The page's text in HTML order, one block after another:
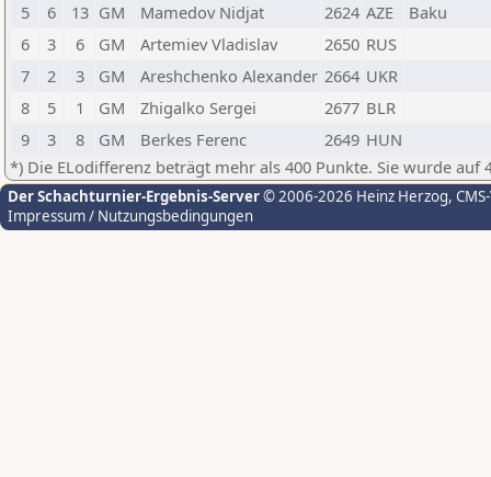
5
6 13 GM Mamedov Nidjat 2624 AZE
Baku
6
3 6 GM Artemiev Vladislav 2650 RUS
7
2 3 GM Areshchenko Alexander 2664 UKR
8
5 1 GM Zhigalko Sergei 2677 BLR
9
3 8 GM Berkes Ferenc 2649 HUN
*) Die ELodifferenz beträgt mehr als 400 Punkte. Sie wurde auf
Der Schachturnier-Ergebnis-Server© 2006-2026 Heinz Herzog,
Impressum / Nutzungsbedingungen